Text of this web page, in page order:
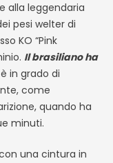
alla leggendaria
pesi welter di
KO “Pink
Il brasiliano ha
in grado di
come
quando ha
minuti.
una cintura in